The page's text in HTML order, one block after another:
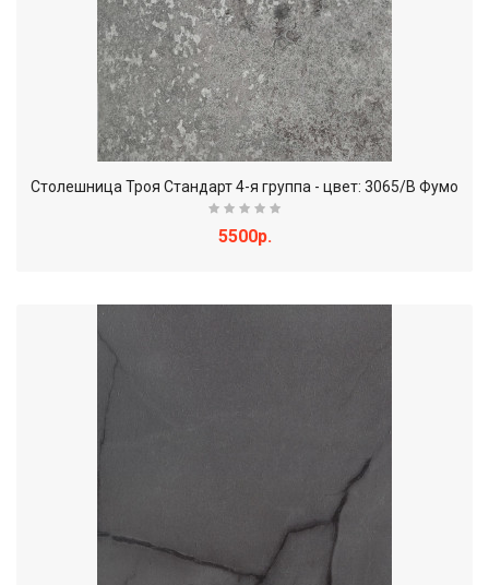
Столешница Троя Стандарт 4-я группа - цвет: 3065/B Фумо
5500р.